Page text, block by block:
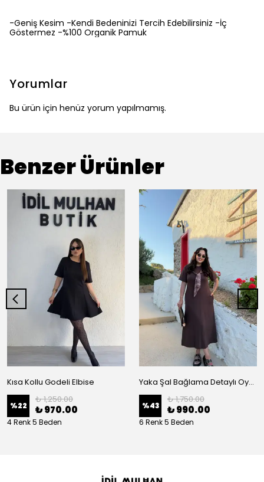
-Geniş Kesim -Kendi Bedeninizi Tercih Edebilirsiniz -İç
Göstermez -%100 Organik Pamuk
Yorumlar
Bu ürün için henüz yorum yapılmamış.
Benzer Ürünler
Kısa Kollu Godeli Elbise
%22
₺ 1,250.00
₺ 970.00
4 Renk 5 Beden
Yaka Şal Bağlama Detaylı Oysh Elbise
%43
₺ 1,750.00
₺ 990.00
6 Renk 5 Beden